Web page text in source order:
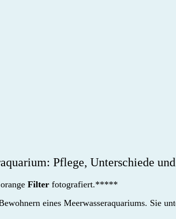
Pflege, Unterschiede
Filter fotografiert.*****
eines Meerwasseraquariums. Sie